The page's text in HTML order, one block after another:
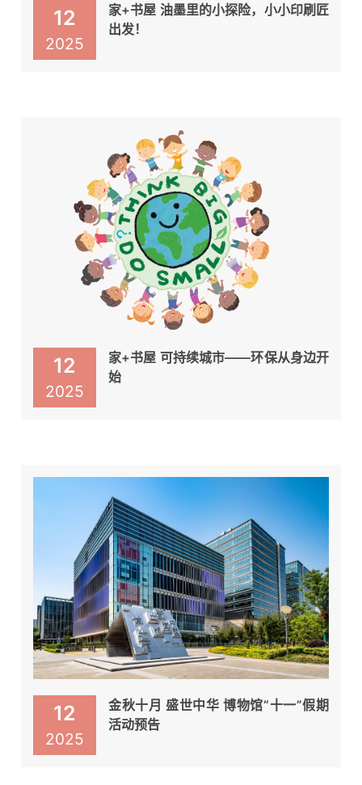
12
2025
家+书屋 油墨里的小探险，小小印刷匠
出发！
12
2025
家+书屋 可持续城市——环保从身边开
始
12
2025
金秋十月 盛世中华 博物馆“十一”假期
活动预告